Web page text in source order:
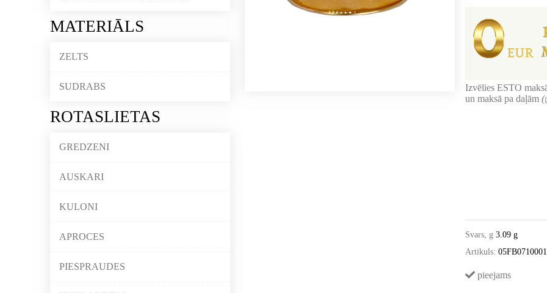
MATERIĀLS
ZELTS
SUDRABS
ROTASLIETAS
GREDZENI
AUSKARI
KULONI
APROCES
PIESPRAUDES
Izvēlies ESTO
un maksā pa daļām(
Svars, g 3.09 g
Artikuls: 05FB0710001
pieejams